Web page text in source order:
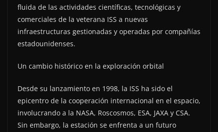
fluida de las actividades científicas, tecnológicas y
comerciales de la veterana ISS a nuevas
infraestructuras gestionadas y operadas por compañías
estadounidenses.
Un cambio histórico en la exploración orbital
Desde su lanzamiento en 1998, la ISS ha sido el
epicentro de la cooperación internacional en el espacio,
involucrando a la NASA, Roscosmos, ESA, JAXA y CSA.
Sin embargo, la estación se enfrenta a un futuro